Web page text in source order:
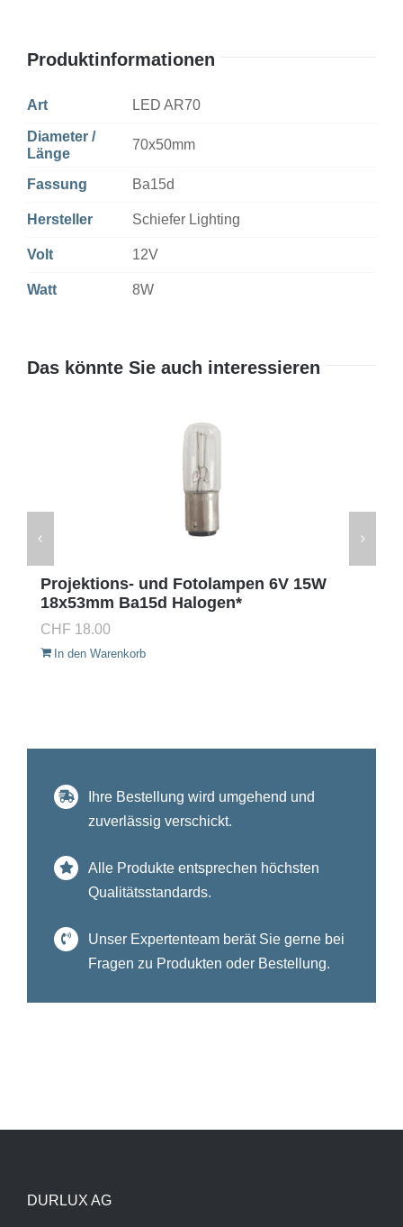
Produktinformationen
Art LED AR70
Diameter /
Länge
70x50mm
Fassung Ba15d
Hersteller Schiefer Lighting
Volt 12V
Watt 8W
Das könnte Sie auch interessieren
Projektions- und Fotolampen 6V 15W
18x53mm Ba15d Halogen*
CHF 18.00
In den Warenkorb
Ihre Bestellung wird umgehend und
zuverlässig verschickt.
Alle Produkte entsprechen höchsten
Qualitätsstandards.
Unser Expertenteam berät Sie gerne bei
Fragen zu Produkten oder Bestellung.
DURLUX AG